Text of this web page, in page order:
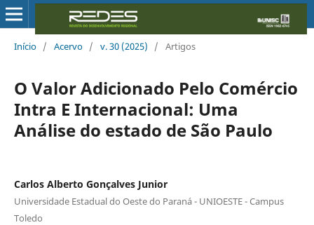
Início / Acervo / v. 30 (2025) / Artigos
O Valor Adicionado Pelo Comércio
Intra E Internacional: Uma
Análise do estado de São Paulo
Carlos Alberto Gonçalves Junior
Universidade Estadual do Oeste do Paraná - UNIOESTE - Campus
Toledo